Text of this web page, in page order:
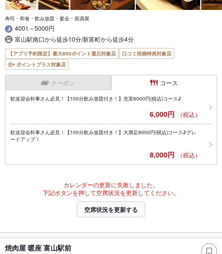
寿司・和食・飲み放題・宴会・居酒屋
4001～5000円
富山駅南口から徒歩10分/新富町から徒歩4分
【アプリ予約限定】最大800ポイント還元対象店
口コミ投稿特典対象店
ポイントプラス対象店
クーポン コース
歓送迎会幹事さん必見！【100分飲み放題付き！】充実6000円(税込)コース♪
6,000円 （税込）
歓送迎会幹事さん必見！【100分飲み放題付き！】大満足8000円(税込)コース♪グレ
ードアップ！
8,000円 （税込）
カレンダーの更新に失敗しました。
下記ボタンを押して空席状況を更新してください。
空席状況を更新する
焼肉屋 暖座 富山駅前